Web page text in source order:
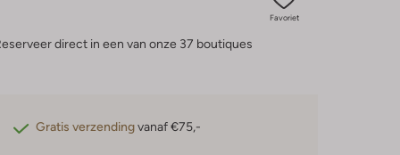
Favoriet
direct in een van onze 37 boutiques
Gratis verzendingvanaf €75,-